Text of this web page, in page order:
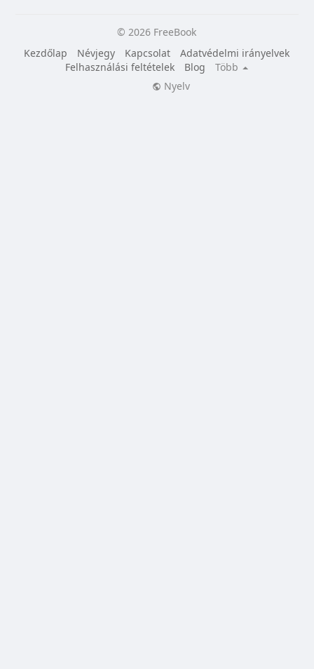
© 2026 FreeBook
Kezdőlap
Névjegy Kapcsolat
Adatvédelmi irányelvek
Felhasználási feltételek
Blog
Több
Nyelv